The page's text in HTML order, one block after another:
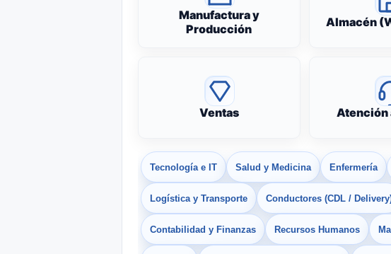
Manufactura y
Producción
Almacén
Ventas Atención
Tecnología e IT Salud y Medicina Enfermería
Logística y Transporte Conductores (CDL /
Contabilidad y Finanzas Recursos Humanos